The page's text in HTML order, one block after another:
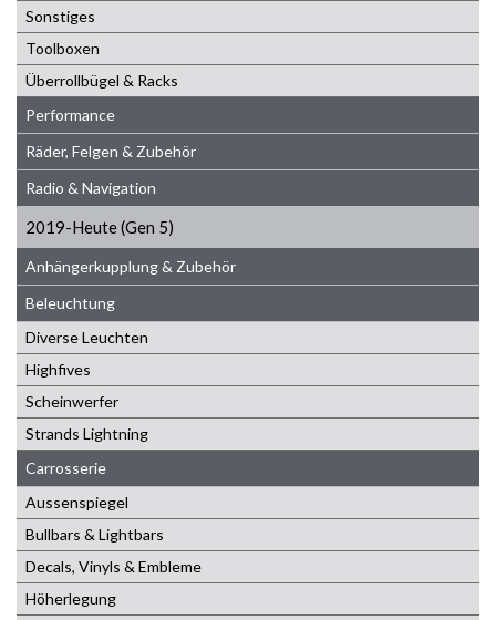
Sonstiges
Toolboxen
Überrollbügel & Racks
Performance
Räder, Felgen & Zubehör
Radio & Navigation
2019-Heute (Gen 5)
Anhängerkupplung & Zubehör
Beleuchtung
Diverse Leuchten
Highfives
Scheinwerfer
Strands Lightning
Carrosserie
Aussenspiegel
Bullbars & Lightbars
Decals, Vinyls & Embleme
Höherlegung